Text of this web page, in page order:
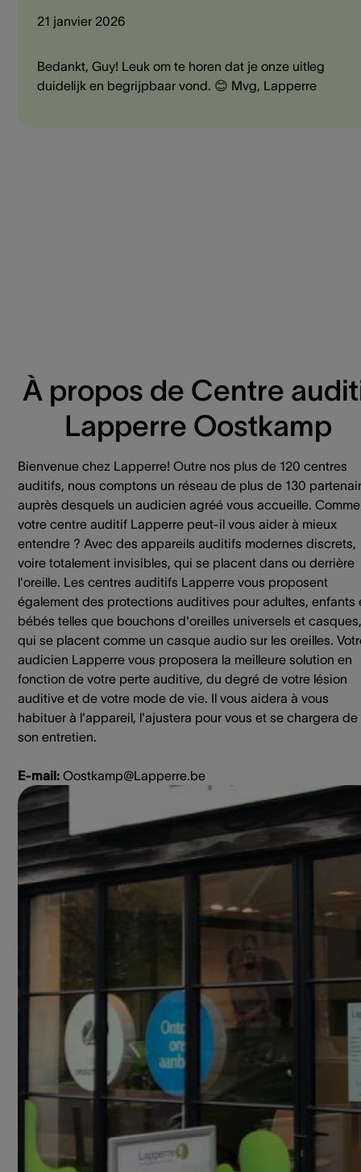
21 janvier 2026
Bedankt, Guy! Leuk om te horen dat je onze uitleg
duidelijk en begrijpbaar vond. 😊 Mvg, Lapperre
À propos de Centre
Lapperre Oostkamp
Bienvenue chez Lapperre! Outre nos plus de 120 centres
auditifs, nous comptons un réseau de plus de 130
auprès desquels un audicien agréé vous accueille.
votre centre auditif Lapperre peut-il vous aider à mieux
entendre ? Avec des appareils auditifs modernes discrets,
voire totalement invisibles, qui se placent dans ou derrière
l'oreille. Les centres auditifs Lapperre vous proposent
également des protections auditives pour adultes, enfants
bébés telles que bouchons d'oreilles universels et casques,
qui se placent comme un casque audio sur les oreilles.
audicien Lapperre vous proposera la meilleure solution en
fonction de votre perte auditive, du degré de votre lésion
auditive et de votre mode de vie. Il vous aidera à vous
habituer à l'appareil, l'ajustera pour vous et se chargera de
son entretien.
E-mail: Oostkamp@Lapperre.be